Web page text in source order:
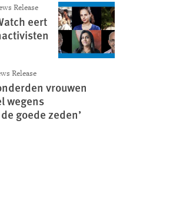
Release
eert
Release
vrouwen
wegens
goede zeden’